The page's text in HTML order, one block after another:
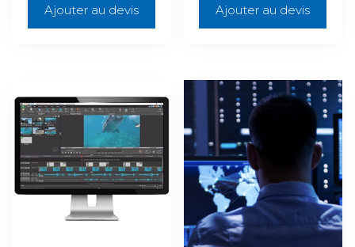
Ajouter au devis Ajouter au devis